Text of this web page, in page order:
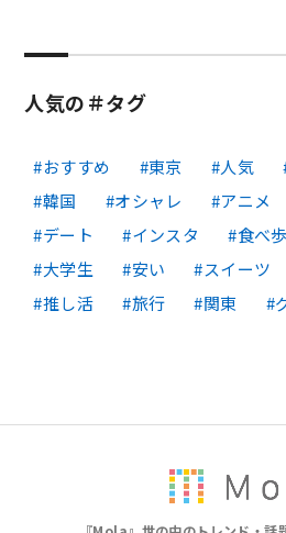
人気の＃タグ
おすすめ 東京 人気
韓国
オシャレ アニメ
デート
インスタ 食べ
大学生
安い スイーツ
推し活
旅行 関東